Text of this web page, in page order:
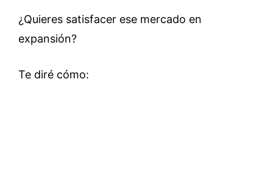
¿Quieres satisfacer ese mercado en
expansión?
Te diré cómo: